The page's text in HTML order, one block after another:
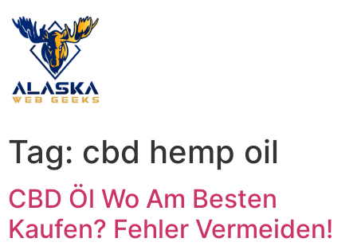
Tag: cbd hemp oil
CBD Öl Wo Am Besten
Kaufen? Fehler Vermeiden!